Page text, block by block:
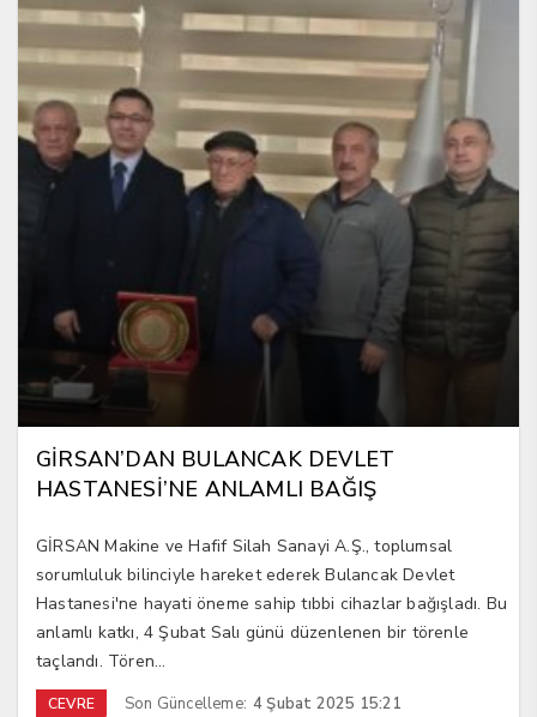
GİRSAN’DAN BULANCAK DEVLET
HASTANESİ’NE ANLAMLI BAĞIŞ
GİRSAN Makine ve Hafif Silah Sanayi A.Ş., toplumsal
sorumluluk bilinciyle hareket ederek Bulancak Devlet
Hastanesi'ne hayati öneme sahip tıbbi cihazlar bağışladı. Bu
anlamlı katkı, 4 Şubat Salı günü düzenlenen bir törenle
taçlandı. Tören...
CEVRE Son Güncelleme: 4 Şubat 2025 15:21